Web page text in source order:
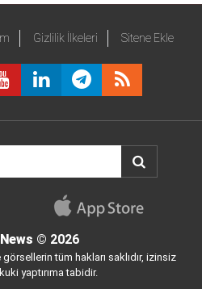
Gizlilik İlkeleri Sitene Ekle
© 2026
tüm hakları saklıdır, izinsiz
yaptırıma tabidir.